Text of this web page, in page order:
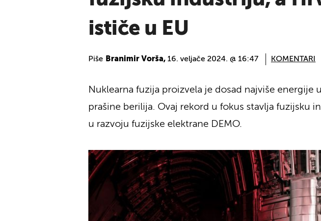
ističe u EU
Piše Branimir Vorša, 16. veljače 2024. @ 16:47 KOMENTARI
Nuklearna fuzija proizvela je dosad najviše
prašine berilija. Ovaj rekord u fokus stavlja fuzijsku
u razvoju fuzijske elektrane DEMO.